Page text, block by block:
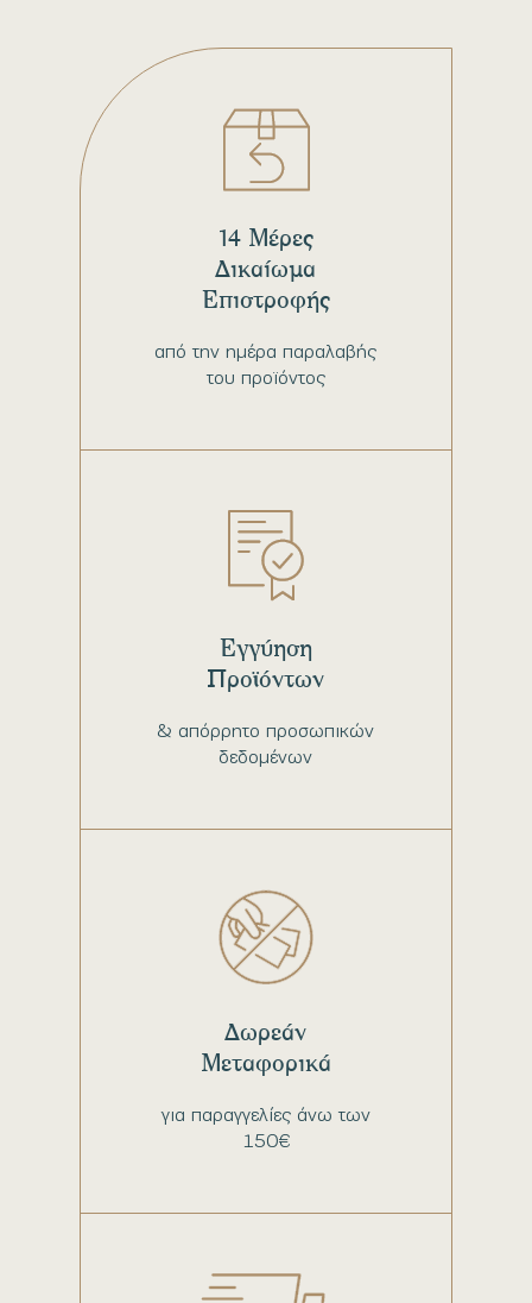
από την ημέρα παραλαβής
του προϊόντος
14 Μέρες
Δικαίωμα
Επιστροφής
& απόρρητο προσωπικών
δεδομένων
Εγγύηση
Προϊόντων
για παραγγελίες άνω των
150€
Δωρεάν
Μεταφορικά